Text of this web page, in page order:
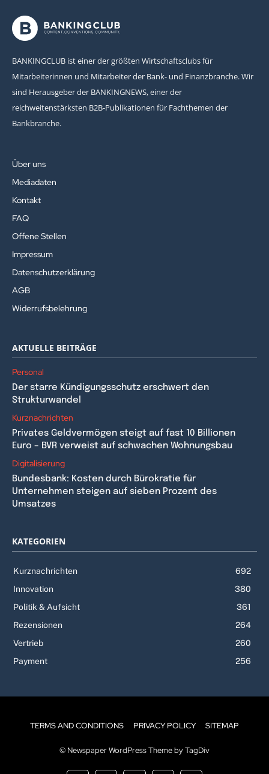
BANKINGCLUB ist einer der größten Wirtschaftsclubs für
Mitarbeiterinnen und Mitarbeiter der Bank- und Finanzbranche. Wir
sind Herausgeber der BANKINGNEWS, einer der
reichweitenstärksten B2B-Publikationen für Fachthemen der
Bankbranche.
Über uns
Mediadaten
Kontakt
FAQ
Offene Stellen
Impressum
Datenschutzerklärung
AGB
Widerrufsbelehrung
AKTUELLE BEITRÄGE
Personal
Der starre Kündigungsschutz erschwert den
Strukturwandel
Kurznachrichten
Privates Geldvermögen steigt auf fast 10 Billionen
Euro – BVR verweist auf schwachen Wohnungsbau
Digitalisierung
Bundesbank: Kosten durch Bürokratie für
Unternehmen steigen auf sieben Prozent des
Umsatzes
KATEGORIEN
Kurznachrichten
692
Innovation
380
Politik & Aufsicht
361
Rezensionen
264
Vertrieb
260
Payment
256
TERMS AND CONDITIONS PRIVACY POLICY SITEMAP
© Newspaper WordPress Theme by TagDiv